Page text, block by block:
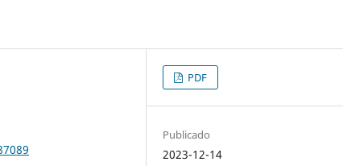
PDF
Publicado
2023-12-14